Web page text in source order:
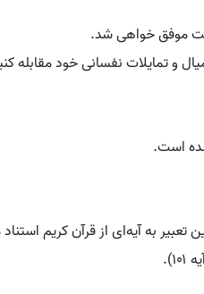
موفق خواهی شد.
و تمایلات نفسانی خود مقابله
است.
به آیه‌ای از قرآن کریم